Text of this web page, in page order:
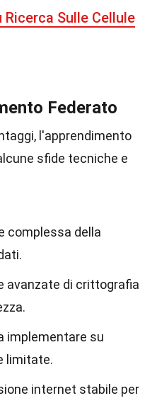
Ricerca Sulle Cellule
Federato
l'apprendimento
sfide tecniche e
complessa della
avanzate di crittografia
implementare su
limitate.
internet stabile per